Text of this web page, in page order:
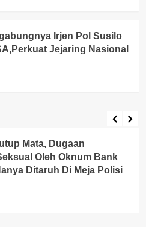
Irjen Pol Susilo
Jejaring Nasional
Mata, Dugaan
Oleh Oknum Bank
Ditaruh Di Meja Polisi